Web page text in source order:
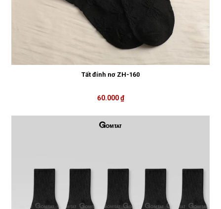
Tất đính nơ ZH-160
60.000 ₫